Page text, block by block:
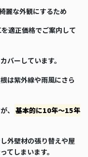
麗な外観にするため
適正価格でご案内して
バーしています。
は紫外線や雨風にさら
、 基本的に10年～15年
外壁材の張り替えや屋
てしまいます。